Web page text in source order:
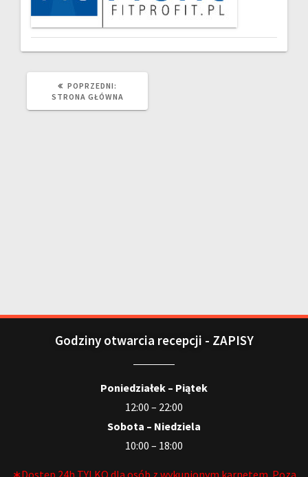
POPRZEDNI:
STRONA GŁÓWNA
Godziny otwarcia recepcji - ZAPISY
Poniedziałek – Piątek
12:00 – 22:00
Sobota – Niedziela
10:00 – 18:00
∗Dostęp 24h TYLKO dla osób z wykupionym karnetem. Poza